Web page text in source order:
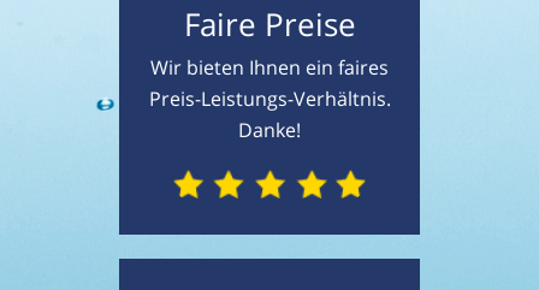
Faire Preise
Wir bieten Ihnen ein faires
Preis-Leistungs-Verhältnis.
Danke!